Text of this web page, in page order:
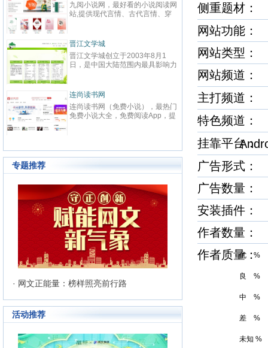
说网，最好看的小说阅读网
现代言情、古代言情、穿
、幻想言情、悬疑灵异、青
、总裁、种田、王妃、女
费小说等在线阅读。每日最
,页面简洁,访问速度快
纵横中文网成立于2008年9月，
百度文学旗下的大型中文原创阅
网站，坚持原创精品的建站理念
致力于本土优秀文化的传承、革
鼎、激扬与全球化扩展，力求打
最具主流影响力与商业价值的综
文化平台，扶助并引导大师级作
与史诗级作品的产生，推动中华
化软力量的崛兴。纵横中文网拥
有“纵横中文”、“纵横动漫” 等诸多
优秀品牌与资源，深入贯穿线上
读，线下出版、动漫改编、游戏
编、影视改编等整条文化产业链
经过多年努力，纵横中文网取得
显著的成绩，书库存量超过16万
部，日独立IP超过260万，PV超
6000万，成为国内一流的中文原
创文学类专业网站。
学城
学城创立于2003年8月1
中国大陆范围内最具影响力
向原创文学网站，同时，也
最大的女性向文学基地。以
爱情等原创网络小说而著
止到2015年3月31日，晋
城拥有在线作品177万余
越、言情、影视、都市爱
场婚姻、青春校园、武侠仙
络文学作品百花齐放，网站
不落窠臼的行事作风也在行
余名签约作者在这个平台上
辍，为广大网络文学爱好者
一部又一部可以堪称经典的
学著作。其中得以出版作品
达到3000人，每天有近1万
注册、750部新作品诞生，
书被成功代理出版，上百部
约影视，过万部作品引入手
渠道，其口碑卓著的良心服
高声望。 历经十二年的风
江文学城已经从一个简单的
好者的集散地快速且稳健地
行业内的翘楚，为1300万
同地区和国家的注册用户突
、种族、语言和国家的障碍
这里的网络文学同好们构建
交流与沟通的平台。
起点中文网
起点中文网(www.qidian.com)创
立于2002年5月，是国内最大的
创文学网站，隶属于国内最大的
字内容综合平台——阅文集团旗
下。起点中文网以推动中国原创
学事业为宗旨，长期致力于原创
学作者的挖掘与培养，并取得了
大成果
书网（免费小说），最热门
说大全，免费阅读App，提
小说、网游小说、言情小
红袖添香网创办于1999年8月，
全球领先的女性文学数字版权运
商之一，中文女性阅读第一品牌
拥有完善的投稿系统、个人文集
统、媒体联络发表系统及高创作
准的原创书库。红袖添香为超过
240万注册用户提供涵盖小说、散
文、杂文、诗歌、歌词、剧本、
记等体裁的高品质创作和阅读服
务，在言情、职场小说等女性文
写作及出版领域独占高地。网站
有长、短篇原创作品总量超过192
万部（篇），日浏览量最高超过
5600万次。
专题推荐
· 网文正能量：榜样照亮前行路
活动推荐
侧重题材
网站功能：
网站类型：
网站频道
主打频道
特色频道
挂靠平台
广告形式
广告数量：
安装插件
作者数量
作者质量
优 %
良 %
中 %
差 %
未知 %